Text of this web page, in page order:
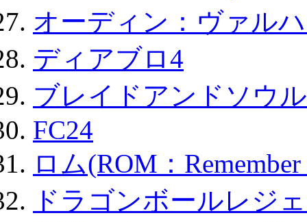
オーディン：ヴァル
ディアブロ4
ブレイドアンドソウ
FC24
ロム(ROM：
ドラゴンボールレジ